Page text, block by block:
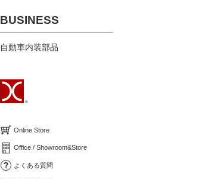
BUSINESS
自動車内装部品
Online Store
Office / Showroom&Store
よくある質問